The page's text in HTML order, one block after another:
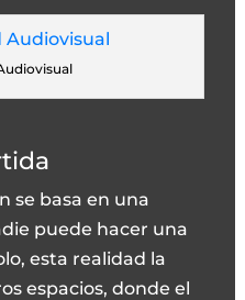
se basa en una
puede hacer una
esta realidad la
espacios, donde el